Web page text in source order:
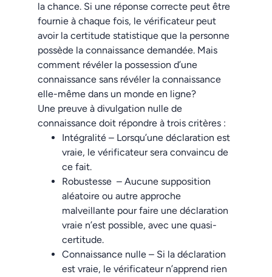
la chance. Si une réponse correcte peut être
fournie à chaque fois, le vérificateur peut
avoir la certitude statistique que la personne
possède la connaissance demandée. Mais
comment révéler la possession d’une
connaissance sans révéler la connaissance
elle-même dans un monde en ligne?
Une preuve à divulgation nulle de
connaissance doit répondre à trois critères :
Intégralité – Lorsqu’une déclaration est
vraie, le vérificateur sera convaincu de
ce fait.
Robustesse – Aucune supposition
aléatoire ou autre approche
malveillante pour faire une déclaration
vraie n’est possible, avec une quasi-
certitude.
Connaissance nulle – Si la déclaration
est vraie, le vérificateur n’apprend rien